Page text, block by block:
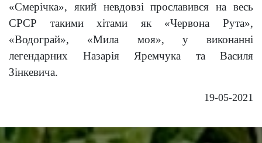
«Смерічка», який невдовзі прославився на весь
СРСР такими хітами як «Червона Рута»,
«Водограй», «Мила моя», у виконанні
легендарних Назарія Яремчука та Василя
Зінкевича.
19-05-2021